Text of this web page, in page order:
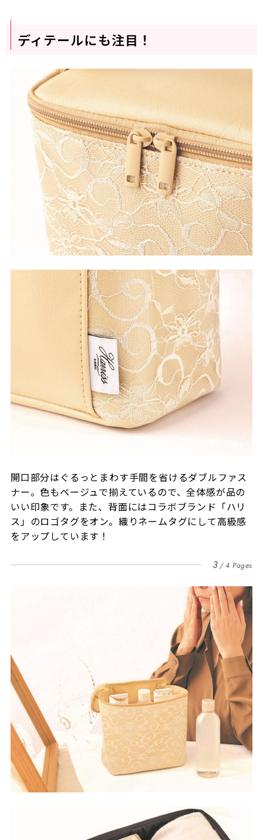
ディテールにも注目！
開口部分はぐるっとまわす手間を省けるダブルファス
ナー。色もベージュで揃えているので、全体感が品の
いい印象です。また、背面にはコラボブランド「ハリ
ス」のロゴタグをオン。織りネームタグにして高級感
をアップしています！
3 4 Pages